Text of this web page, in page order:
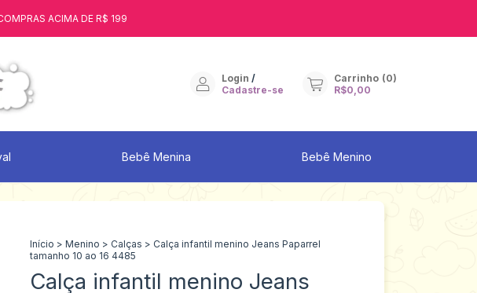
ACIMA DE R$ 199
Login /
Cadastre-se
Carrinho (0)
R$0,00
Bebê Menina Bebê Menino
Início > Menino > Calças > Calça infantil menino Jeans Paparrel
tamanho 10 ao 16 4485
Calça infantil menino Jeans